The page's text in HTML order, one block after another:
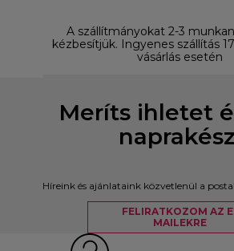
A szállítmányokat 2-3
kézbesítjük. Ingyenes szállítás
vásárlás esetén
Meríts ihletet
Híreink és ajánlataink közvetlenül a
FELIRATKOZOM AZ
MAILEKRE